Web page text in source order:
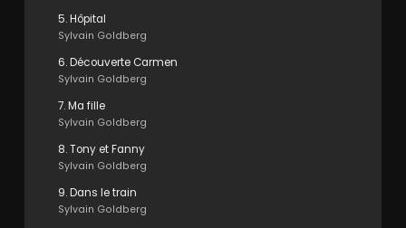
5. Hôpital
Sylvain Goldberg
6. Découverte Carmen
Sylvain Goldberg
7. Ma fille
Sylvain Goldberg
8. Tony et Fanny
Sylvain Goldberg
9. Dans le train
Sylvain Goldberg